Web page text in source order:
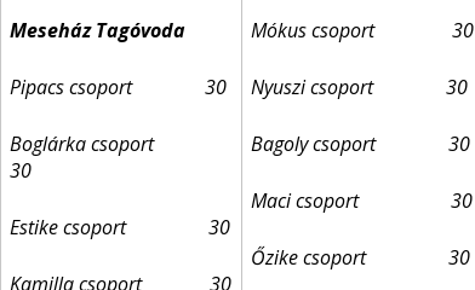
Meseház Tagóvoda
Pipacs csoport 30
Boglárka csoport
30
Estike csoport 30
Kamilla csoport 30
Mókus csoport 30
Nyuszi csoport 30
Bagoly csoport 30
Maci csoport 30
Őzike csoport 30